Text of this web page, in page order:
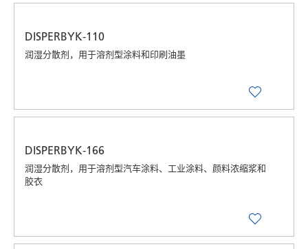
DISPERBYK-110
润湿分散剂，用于溶剂型涂料和印刷油墨
DISPERBYK-166
润湿分散剂，用于溶剂型汽车涂料、工业涂料、颜料浓缩浆和
胶衣